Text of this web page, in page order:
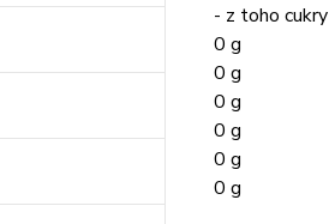
- z toho cukry
0 g
0 g
0 g
0 g
0 g
0 g